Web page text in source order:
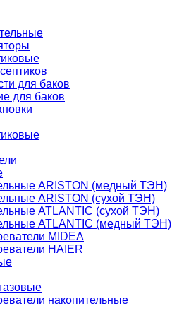
для баков
для баков
ARISTON (медный ТЭН)
ARISTON (сухой ТЭН)
ATLANTIC (сухой ТЭН)
ATLANTIC (медный ТЭН)
MIDEA
HAIER
накопительные